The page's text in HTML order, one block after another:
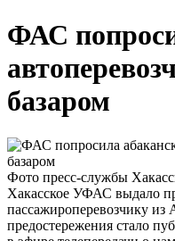
ФАС
базаром
Фото пресс-службы
Хакасское УФАС выдало
пассажироперевозчику
предостережения стало